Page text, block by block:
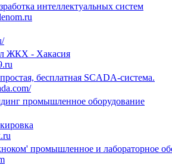
интеллектуальных систем
ЖКХ - Хакасия
бесплатная SCADA-система.
промышленное оборудование
промышленное и лабораторное